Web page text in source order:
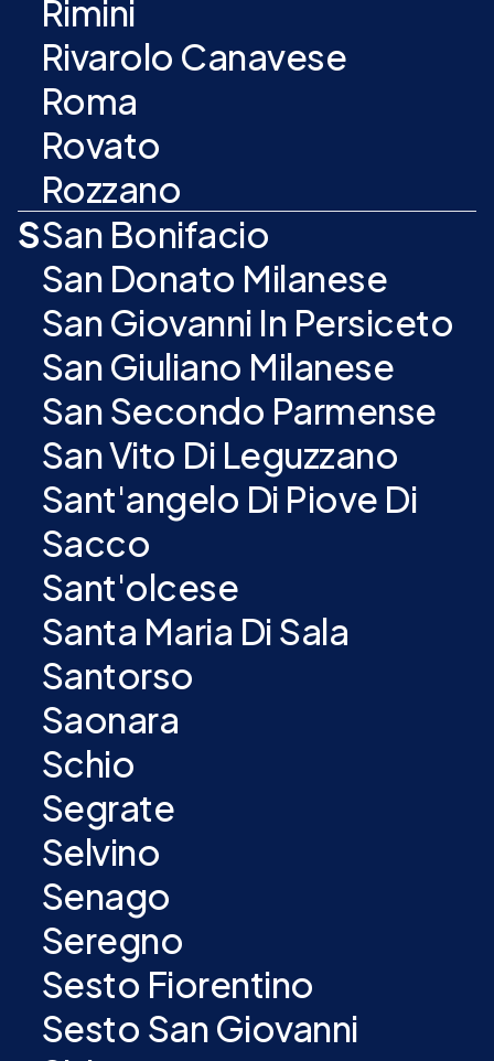
Rimini
Rivarolo Canavese
Roma
Rovato
Rozzano
SSan Bonifacio
San Donato Milanese
San Giovanni In Persiceto
San Giuliano Milanese
San Secondo Parmense
San Vito Di Leguzzano
Sant'angelo Di Piove Di
Sacco
Sant'olcese
Santa Maria Di Sala
Santorso
Saonara
Schio
Segrate
Selvino
Senago
Seregno
Sesto Fiorentino
Sesto San Giovanni